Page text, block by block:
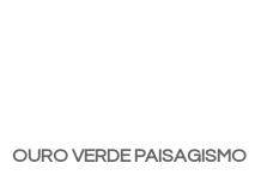
OURO VERDE PAISAGISMO